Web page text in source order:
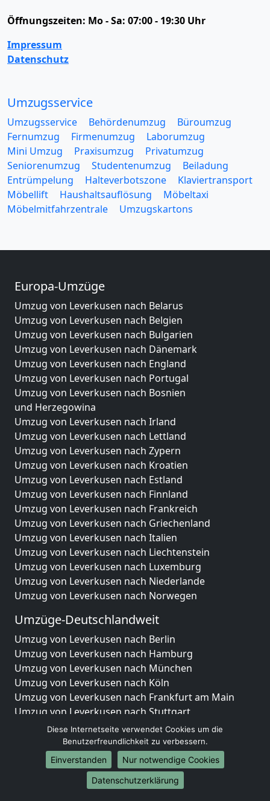
Öffnungszeiten: Mo - Sa: 07:00 - 19:30 Uhr
Impressum
Datenschutz
Umzugsservice
Umzugsservice Behördenumzug
Büroumzug
Fernumzug
Firmenumzug
Laborumzug
Mini Umzug
Praxisumzug
Privatumzug
Seniorenumzug
Studentenumzug
Beiladung
Entrümpelung
Halteverbotszone
Klaviertransport
Möbellift
Haushaltsauflösung
Möbeltaxi
Möbelmitfahrzentrale
Umzugskartons
Europa-Umzüge
Umzug von Leverkusen nach Belarus
Umzug von Leverkusen nach Belgien
Umzug von Leverkusen nach Bulgarien
Umzug von Leverkusen nach Dänemark
Umzug von Leverkusen nach England
Umzug von Leverkusen nach Portugal
Umzug von Leverkusen nach Bosnien
und Herzegowina
Umzug von Leverkusen nach Irland
Umzug von Leverkusen nach Lettland
Umzug von Leverkusen nach Zypern
Umzug von Leverkusen nach Kroatien
Umzug von Leverkusen nach Estland
Umzug von Leverkusen nach Finnland
Umzug von Leverkusen nach Frankreich
Umzug von Leverkusen nach Griechenland
Umzug von Leverkusen nach Italien
Umzug von Leverkusen nach Liechtenstein
Umzug von Leverkusen nach Luxemburg
Umzug von Leverkusen nach Niederlande
Umzug von Leverkusen nach Norwegen
Umzüge-Deutschlandweit
Umzug von Leverkusen nach Berlin
Umzug von Leverkusen nach Hamburg
Umzug von Leverkusen nach München
Umzug von Leverkusen nach Köln
Umzug von Leverkusen nach Frankfurt am Main
Umzug von Leverkusen nach Stuttgart
Umzug von Leverkusen nach Düsseldorf
Umzug von Leverkusen nach Leipzig
Umzug von Leverkusen nach Dortmund
Umzug von Leverkusen nach Essen
Umzug von Leverkusen nach Bremen
Diese Internetseite verwendet Cookies um die
Benutzerfreundlichkeit zu verbessern.
Einverstanden
Nur notwendige Cookies
Datenschutzerklärung